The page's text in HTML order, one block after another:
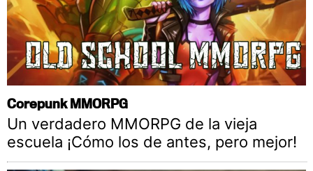
Corepunk MMORPG
Un verdadero MMORPG de la vieja
escuela ¡Cómo los de antes, pero mejor!